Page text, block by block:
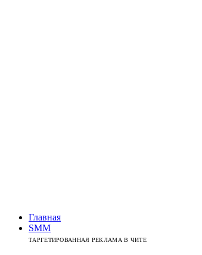
Главная
SMM
ТАРГЕТИРОВАННАЯ РЕКЛАМА В ЧИТЕ